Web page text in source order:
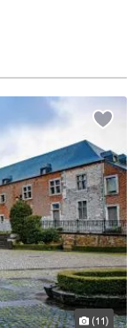
(11)